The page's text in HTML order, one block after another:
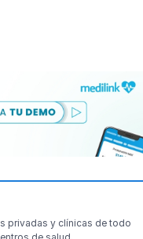
privadas y clínicas de todo